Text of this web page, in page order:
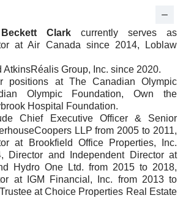
Clark currently serves as
at Air Canada since 2014, Loblaw
AtkinsRéalis Group, Inc. since 2020.
positions at The Canadian Olympic
Olympic Foundation, Own the
Hospital Foundation.
Chief Executive Officer & Senior
LLP from 2005 to 2011,
at Brookfield Office Properties, Inc.
Director and Independent Director at
Hydro One Ltd. from 2015 to 2018,
at IGM Financial, Inc. from 2013 to
at Choice Properties Real Estate